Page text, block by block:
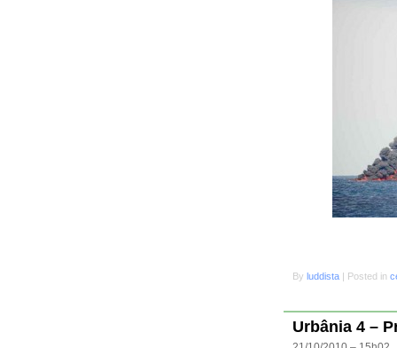
By luddista | Posted in
Urbânia 4 –